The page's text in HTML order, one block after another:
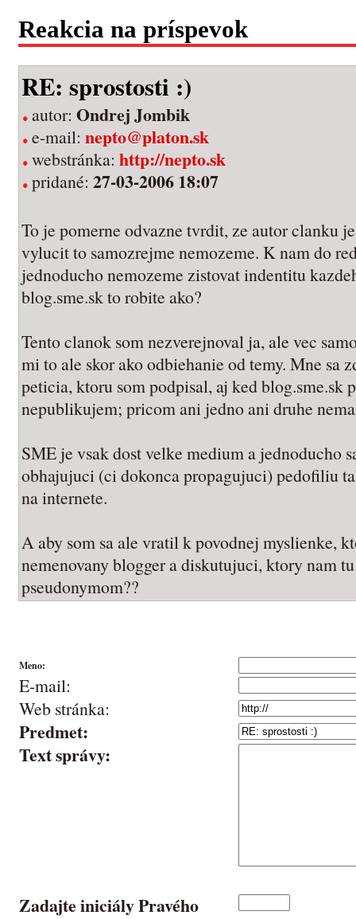
Reakcia na príspevok
RE: sprostosti :)
autor: Ondrej Jombik
e-mail: nepto@platon.sk
webstránka: http://nepto.sk
pridané: 27-03-2006 18:07
To je pomerne odvazne tvrdit, ze autor clanku
vylucit to samozrejme nemozeme. K nam do
jednoducho nemozeme zistovat indentitu
blog.sme.sk to robite ako?
Tento clanok som nezverejnoval ja, ale vec
mi to ale skor ako odbiehanie od temy. Mne sa
peticia, ktoru som podpisal, aj ked blog.sme.sk
nepublikujem; pricom ani jedno ani druhe
SME je vsak dost velke medium a jednoducho
obhajujuci (ci dokonca propagujuci) pedofiliu
na internete.
A aby som sa ale vratil k povodnej myslienke,
nemenovany blogger a diskutujuci, ktory nam
pseudonymom??
Meno:
E-mail:
Web stránka:
Predmet:
Text správy:
Zadajte iniciály Pravého